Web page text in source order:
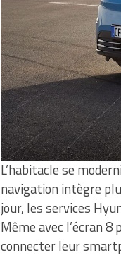
L’habitacle se
navigation intègre
jour, les services
Même avec l’écran
connecter leur